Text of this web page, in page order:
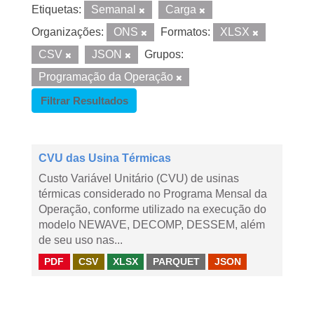
Etiquetas: Semanal
Carga
Organizações:
ONS Formatos:
XLSX
CSV
JSON
Grupos:
Programação da Operação
Filtrar Resultados
CVU das Usina Térmicas
Custo Variável Unitário (CVU) de usinas
térmicas considerado no Programa Mensal da
Operação, conforme utilizado na execução do
modelo NEWAVE, DECOMP, DESSEM, além
de seu uso nas...
PDF CSV XLSX PARQUET JSON